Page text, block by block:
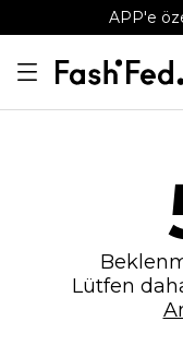
APP'e
Lütfen